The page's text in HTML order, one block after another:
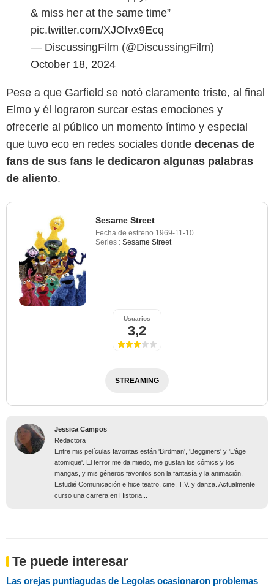
& miss her at the same time”
pic.twitter.com/XJOfvx9Ecq
— DiscussingFilm (@DiscussingFilm)
October 18, 2024
Pese a que Garfield se notó claramente triste, al final
Elmo y él lograron surcar estas emociones y
ofrecerle al público un momento íntimo y especial
que tuvo eco en redes sociales donde decenas de
fans de sus fans le dedicaron algunas palabras
de aliento.
Sesame Street
Fecha de estreno 1969-11-10
Series : Sesame Street
Usuarios
3,2
STREAMING
Jessica Campos
Redactora
Entre mis películas favoritas están 'Birdman', 'Begginers' y 'L'âge
atomique'. El terror me da miedo, me gustan los cómics y los
mangas, y mis géneros favoritos son la fantasía y la animación.
Estudié Comunicación e hice teatro, cine, T.V. y danza. Actualmente
curso una carrera en Historia...
Te puede interesar
Las orejas puntiagudas de Legolas ocasionaron problemas